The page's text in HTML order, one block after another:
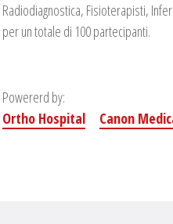
Radiodiagnostica, Fisioterapisti,
per un totale di 100 partecipanti.
Powererd by:
Ortho Hospital
Canon